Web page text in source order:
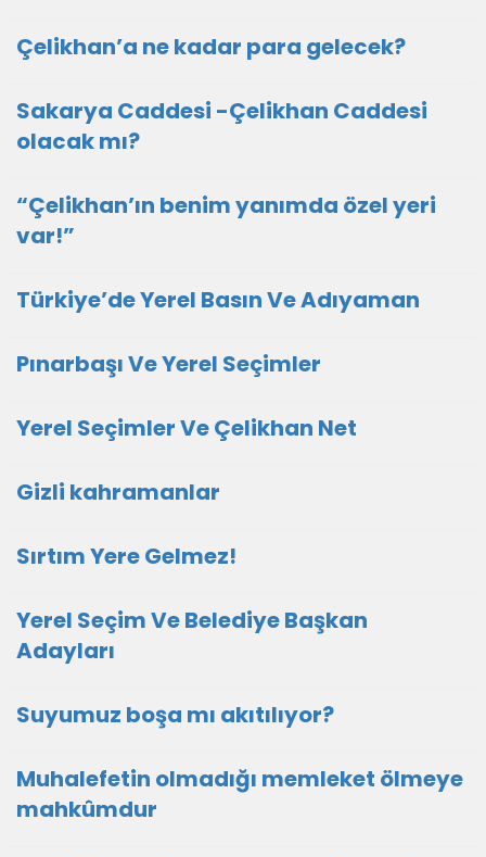
Çelikhan’a ne kadar para gelecek?
Sakarya Caddesi -Çelikhan Caddesi
olacak mı?
“Çelikhan’ın benim yanımda özel yeri
var!”
Türkiye’de Yerel Basın Ve Adıyaman
Pınarbaşı Ve Yerel Seçimler
Yerel Seçimler Ve Çelikhan Net
Gizli kahramanlar
Sırtım Yere Gelmez!
Yerel Seçim Ve Belediye Başkan
Adayları
Suyumuz boşa mı akıtılıyor?
Muhalefetin olmadığı memleket ölmeye
mahkûmdur